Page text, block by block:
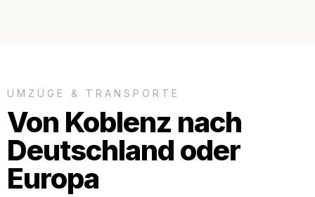
UMZÜGE & TRANSPORTE
Von Koblenz nach
Deutschland oder
Europa